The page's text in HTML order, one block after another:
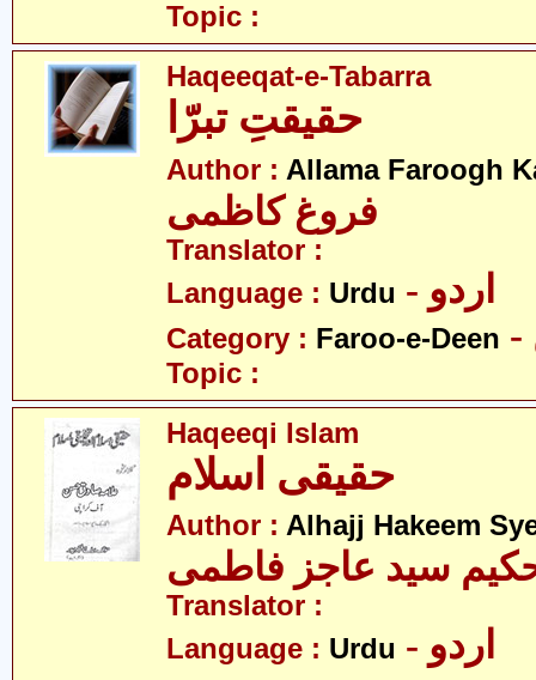
Topic :
Haqeeqat-e-Tabarra
حقیقتِ تبرّا
Author : Allama Faroogh
فروغ کاظمی
Translator :
Language : Urdu - اردو
Category : Faroo-e-Deen
Topic :
Haqeeqi Islam
حقیقی اسلام
Author : Alhajj Hakeem
سید عاجز فاطمی
Translator :
Language : Urdu - اردو